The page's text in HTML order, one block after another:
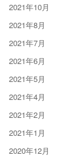
2021年10月
2021年8月
2021年7月
2021年6月
2021年5月
2021年4月
2021年2月
2021年1月
2020年12月